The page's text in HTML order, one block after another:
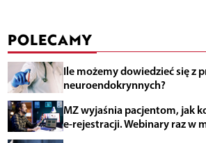
POLECAMY
Ile możemy dowiedzieć się z
neuroendokrynnych?
MZ wyjaśnia pacjentom, jak
e-rejestracji. Webinary raz w